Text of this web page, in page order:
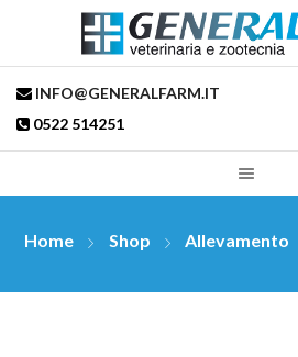
INFO@GENERALFARM.IT
0522 514251
Home Shop Allevamento